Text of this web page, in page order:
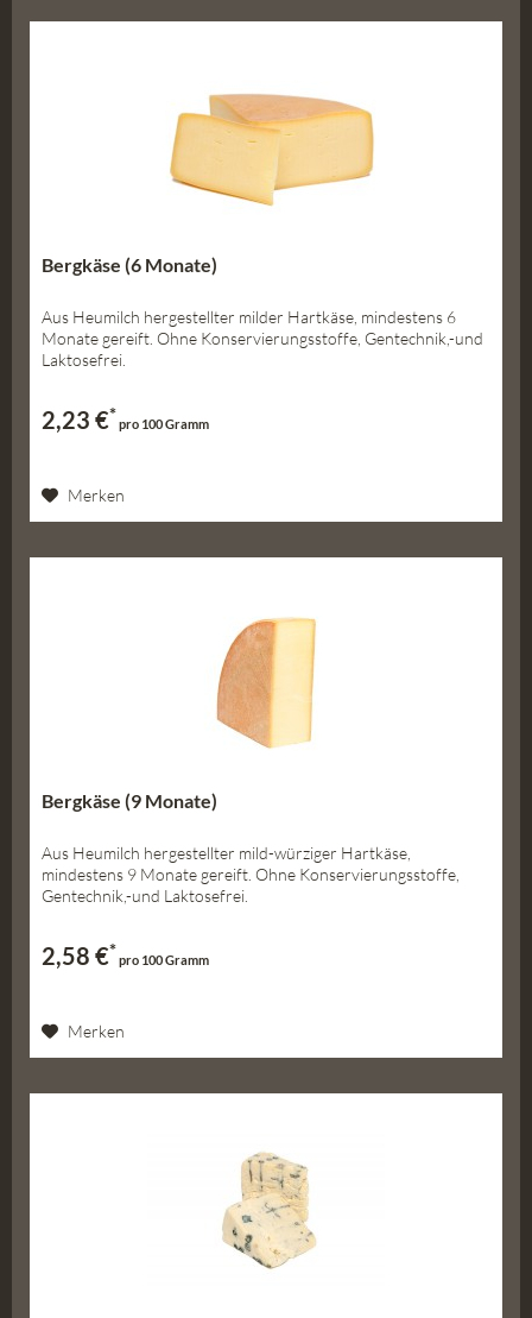
Bergkäse (6 Monate)
Aus Heumilch hergestellter milder Hartkäse, mindestens 6
Monate gereift. Ohne Konservierungsstoffe, Gentechnik,-und
Laktosefrei.
2,23 €*pro 100 Gramm
Merken
Bergkäse (9 Monate)
Aus Heumilch hergestellter mild-würziger Hartkäse,
mindestens 9 Monate gereift. Ohne Konservierungsstoffe,
Gentechnik,-und Laktosefrei.
2,58 €*pro 100 Gramm
Merken